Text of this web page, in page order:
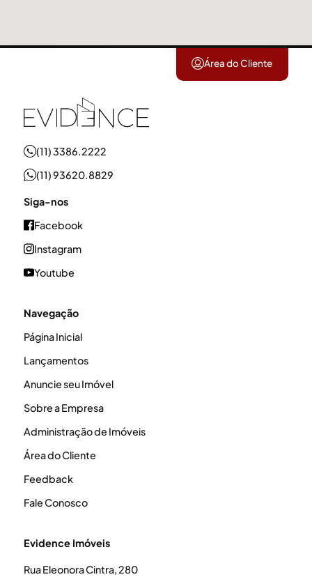
Área do Cliente
(11) 3386.2222
(11) 93620.8829
Siga-nos
Facebook
Instagram
Youtube
Navegação
Página Inicial
Lançamentos
Anuncie seu Imóvel
Sobre a Empresa
Administração de Imóveis
Área do Cliente
Feedback
Fale Conosco
Evidence Imóveis
Rua Eleonora Cintra, 280